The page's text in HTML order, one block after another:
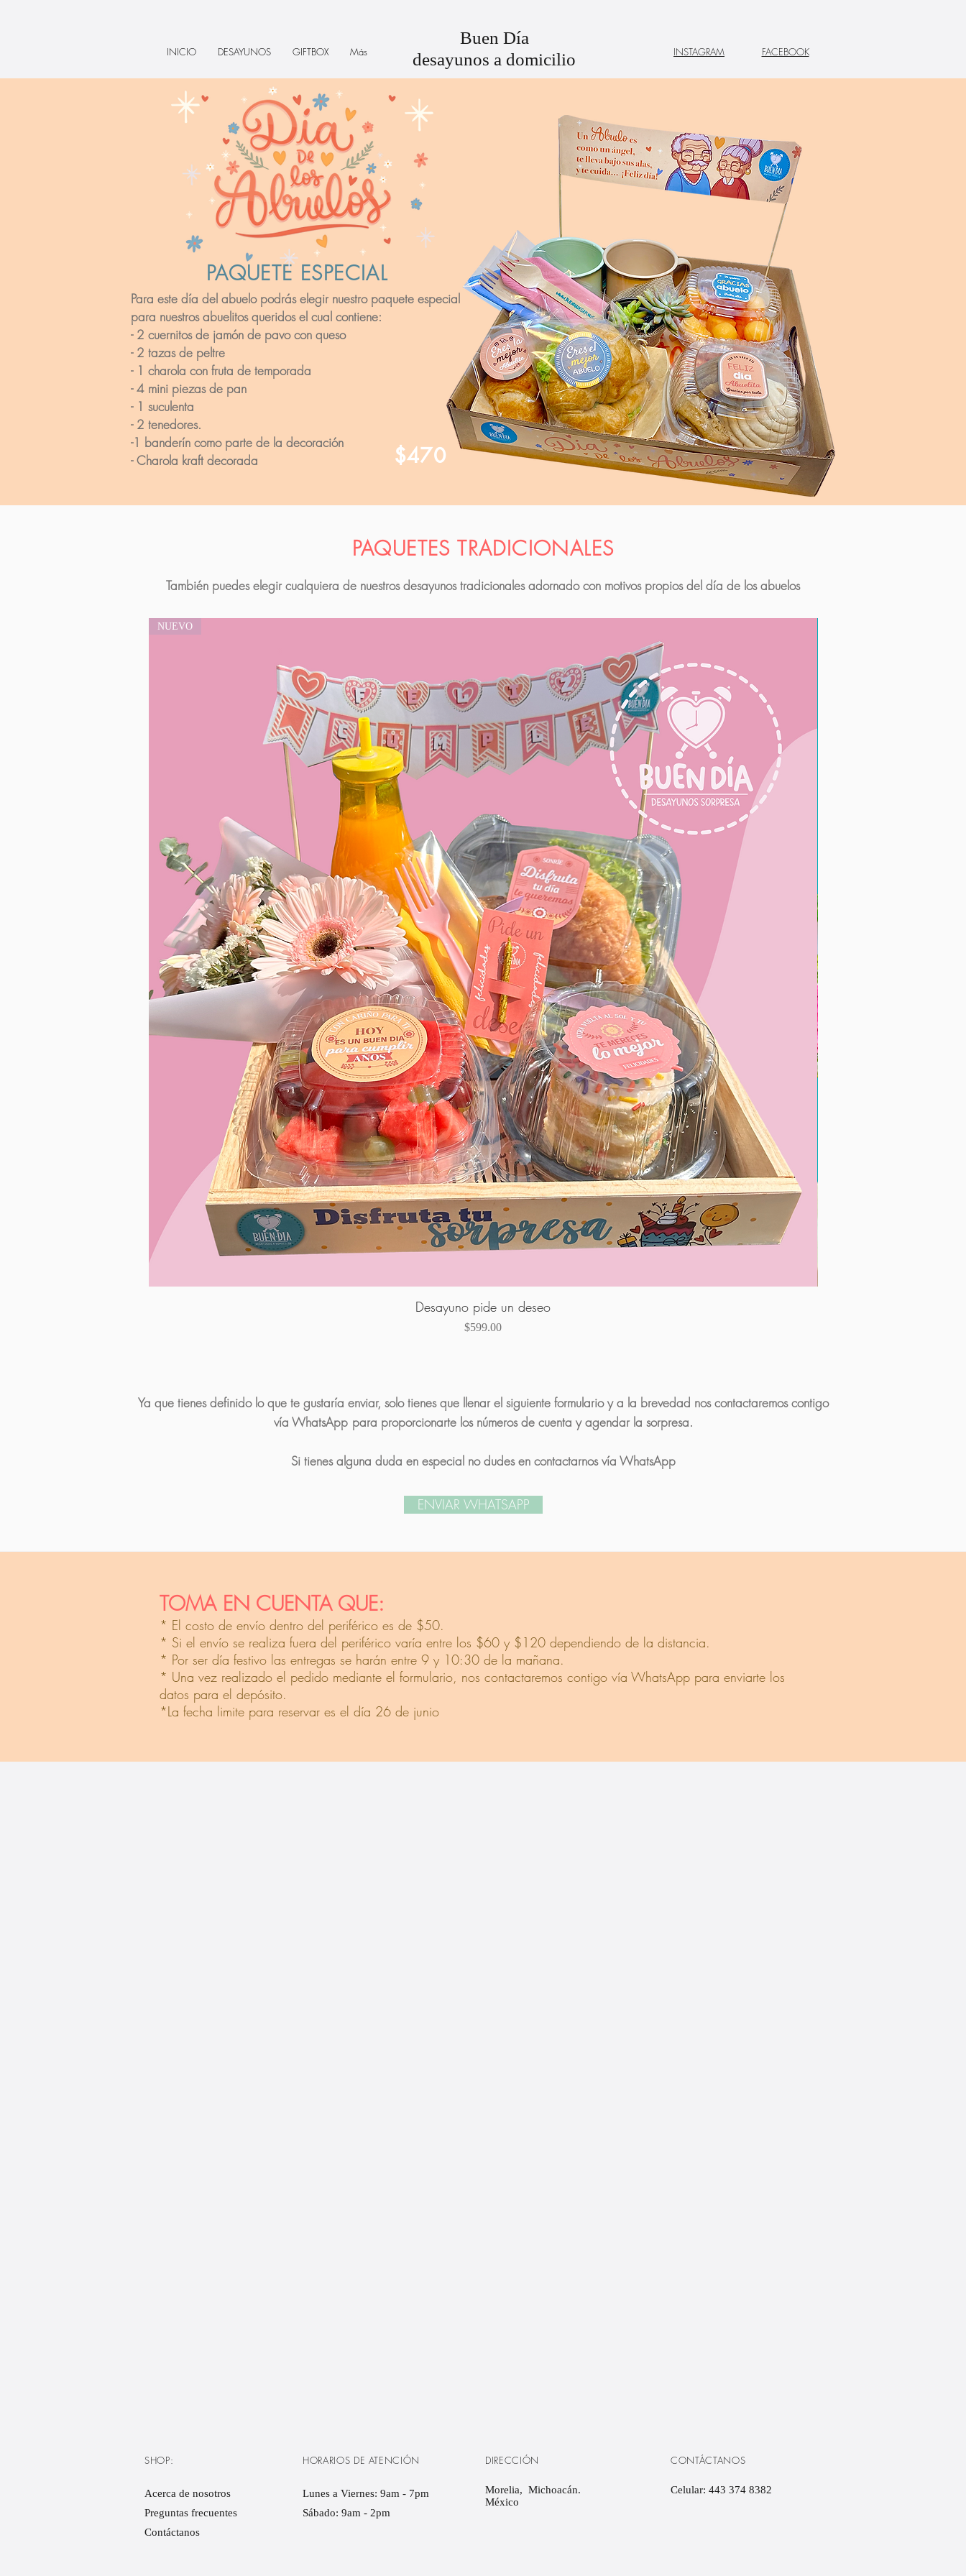
INICIO DESAYUNOS GIFTBOX Más
Buen Día
desayunos a domicilio
INSTAGRAM FACEBOOK
PAQUETE ESPECIAL
Para este día del abuelo podrás elegir nuestro paquete especial
para nuestros abuelitos queridos el cual contiene:
- 2 cuernitos de jamón de pavo con queso
- 2 tazas de peltre
- 1 charola con fruta de temporada
- 4 mini piezas de pan
- 1 suculenta
- 2 tenedores.
-1 banderín como parte de la decoración
- Charola kraft decorada
$470
PAQUETES TRADICIONALES
También puedes elegir cualquiera de nuestros desayunos tradicionales adornado con motivos propios del día de los abuelos
Vista rápida
NUEVO
Desayuno pide un deseo
Precio
$599.00
Ya que tienes definido lo que te gustaría enviar, solo tienes que llenar el siguiente formulario y a la brevedad nos contactaremos contigo
vía WhatsApp para proporcionarte los números de cuenta y agendar la sorpresa.
Si tienes alguna duda en especial no dudes en contactarnos vía WhatsApp
ENVIAR WHATSAPP
TOMA EN CUENTA QUE:
* El costo de envío dentro del periférico es de $50.
* Si el envío se realiza fuera del periférico varía entre los $60 y $120 dependiendo de la distancia.
* Por ser día festivo las entregas se harán entre 9 y 10:30 de la mañana.
* Una vez realizado el pedido mediante el formulario, nos contactaremos contigo vía WhatsApp para enviarte los
datos para el depósito.
*La fecha limite para reservar es el día 26 de junio
SHOP: HORARIOS DE ATENCIÓN DIRECCIÓN
Acerca de nosotros
Preguntas frecuentes
Contáctanos
Lunes a Viernes: 9am - 7pm ​​
Sábado: 9am - 2pm
Morelia, Michoacán.
​México
CONTÁCTANOS
Celular: 443 374 8382